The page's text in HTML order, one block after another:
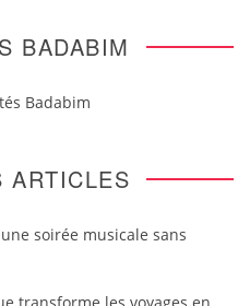
BADABIM
Badabim
ARTICLES
soirée musicale sans